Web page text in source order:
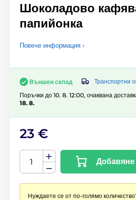
Шоколадово
папийонка
Повече информация ›
Външен склад
Транспортни
Поръчки до 10. 8. 12:00, очаквана
18. 8.
23 €
Нуждаете се от по-голямо